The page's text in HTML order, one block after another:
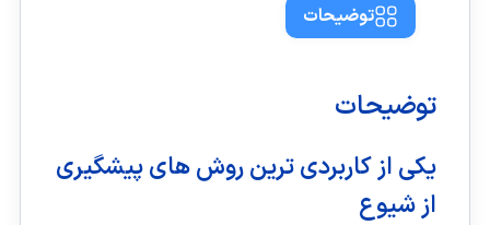
توضیحات
توضیحات
یکی از کاربردی ترین روش های پیشگیری
از شیوع